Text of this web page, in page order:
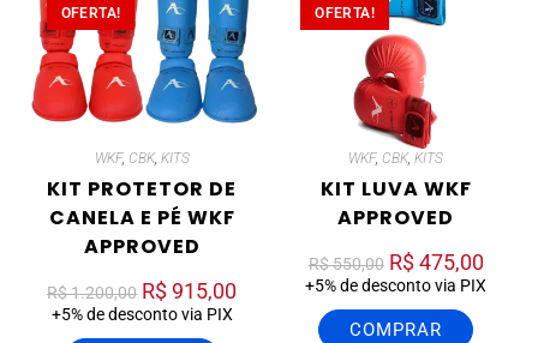
OFERTA!
WKF, CBK, KITS
KIT PROTETOR DE
CANELA E PÉ WKF
APPROVED
R$1.200,00 R$ 915,00
+5% de desconto via PIX
OFERTA!
WKF, CBK,KITS
KIT LUVA WKF
APPROVED
R$550,00 R$475,00
+5% de desconto via PIX
COMPRAR